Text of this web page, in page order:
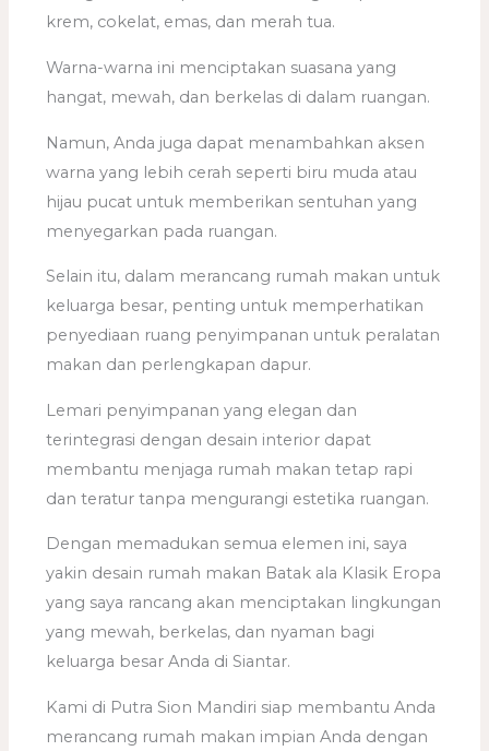
krem, cokelat, emas, dan merah tua.
Warna-warna ini menciptakan suasana yang
hangat, mewah, dan berkelas di dalam ruangan.
Namun, Anda juga dapat menambahkan aksen
warna yang lebih cerah seperti biru muda atau
hijau pucat untuk memberikan sentuhan yang
menyegarkan pada ruangan.
Selain itu, dalam merancang rumah makan untuk
keluarga besar, penting untuk memperhatikan
penyediaan ruang penyimpanan untuk peralatan
makan dan perlengkapan dapur.
Lemari penyimpanan yang elegan dan
terintegrasi dengan desain interior dapat
membantu menjaga rumah makan tetap rapi
dan teratur tanpa mengurangi estetika ruangan.
Dengan memadukan semua elemen ini, saya
yakin desain rumah makan Batak ala Klasik Eropa
yang saya rancang akan menciptakan lingkungan
yang mewah, berkelas, dan nyaman bagi
keluarga besar Anda di Siantar.
Kami di Putra Sion Mandiri siap membantu Anda
merancang rumah makan impian Anda dengan